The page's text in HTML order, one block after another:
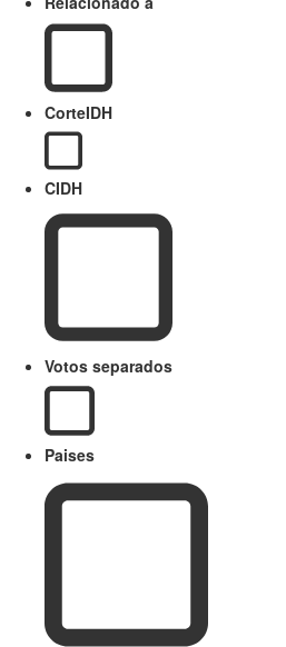
CorteIDH
CIDH
Votos separados
Paises